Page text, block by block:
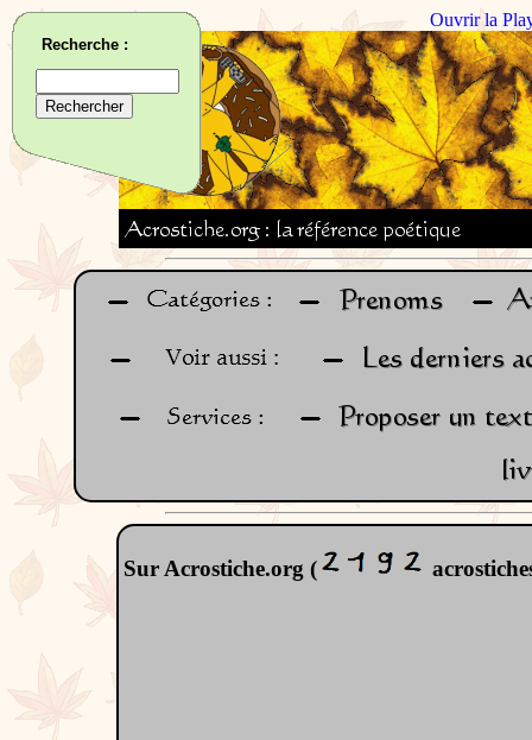
Ouvrir la
Sur Acrostiche.org (
Recherche :